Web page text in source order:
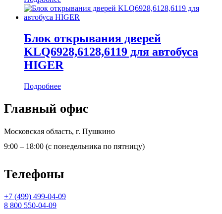
Блок открывания дверей
KLQ6928,6128,6119 для автобуса
HIGER
Подробнее
Главный офис
Московская область, г. Пушкино
9:00 – 18:00 (с понедельника по пятницу)
Телефоны
+7 (499) 499-04-09
8 800 550-04-09